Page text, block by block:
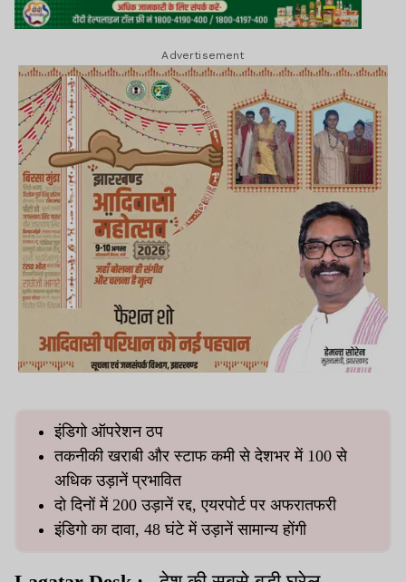
Advertisement
इंडिगो ऑपरेशन ठप
तकनीकी खराबी और स्टाफ कमी से देशभर में 100 से
अधिक उड़ानें प्रभावित
दो दिनों में 200 उड़ानें रद्द, एयरपोर्ट पर अफरातफरी
इंडिगो का दावा, 48 घंटे में उड़ानें सामान्य होंगी